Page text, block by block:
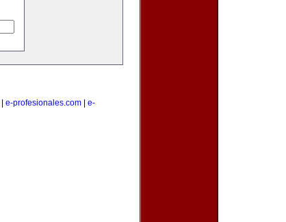
e-profesionales.com
e-